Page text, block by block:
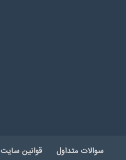
سوالات متداول قوانین سایت